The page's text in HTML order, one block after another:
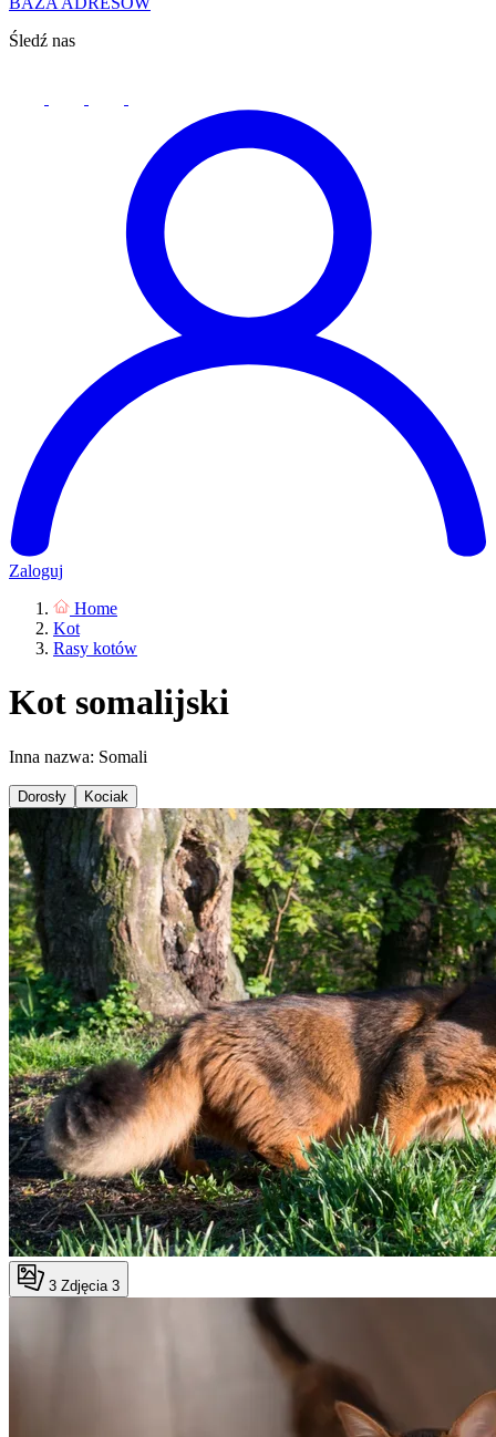
Śledź nas
Zaloguj
Home
Kot
Rasy kotów
Kot somalijski
Inna nazwa: Somali
Dorosły Kociak
3 Zdjęcia 3